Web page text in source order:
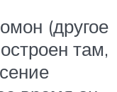
(другое
там,